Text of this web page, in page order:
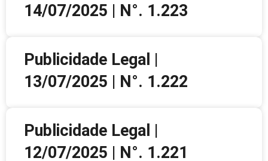
14/07/2025 | N°. 1.223
Publicidade Legal |
13/07/2025 | N°. 1.222
Publicidade Legal |
12/07/2025 | N°. 1.221